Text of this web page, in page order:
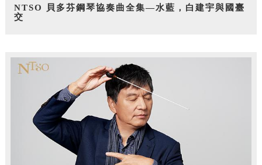
NTSO 貝多芬鋼琴協奏曲全集—水藍，白建宇與國臺
交